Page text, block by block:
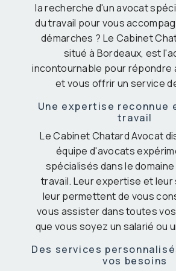
la recherche d'un avocat
du travail pour vous
démarches ? Le Cabinet
situé à Bordeaux, est
incontournable pour répondre
et vous offrir un service
Une expertise reconnue
travail
Le Cabinet Chatard Avocat
équipe d'avocats
spécialisés dans le
travail. Leur expertise et
leur permettent de vous
vous assister dans toutes
que vous soyez un salarié ou
Des services
vos besoins